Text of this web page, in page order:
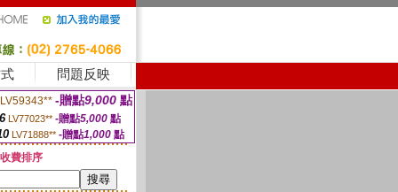
問題反映
LV59343** -贈點9,000 點
LV77023** -贈點5,000點
LV71888** -贈點1,000 點
費排序